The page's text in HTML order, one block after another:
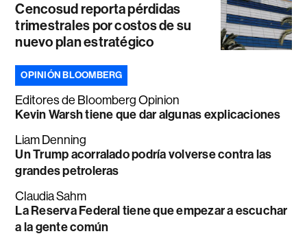
Cencosud reporta pérdidas
trimestrales por costos de su
nuevo plan estratégico
OPINIÓN BLOOMBERG
Editores de Bloomberg Opinion
Kevin Warsh tiene que dar algunas explicaciones
Liam Denning
Un Trump acorralado podría volverse contra las
grandes petroleras
Claudia Sahm
La Reserva Federal tiene que empezar a escuchar
a la gente común